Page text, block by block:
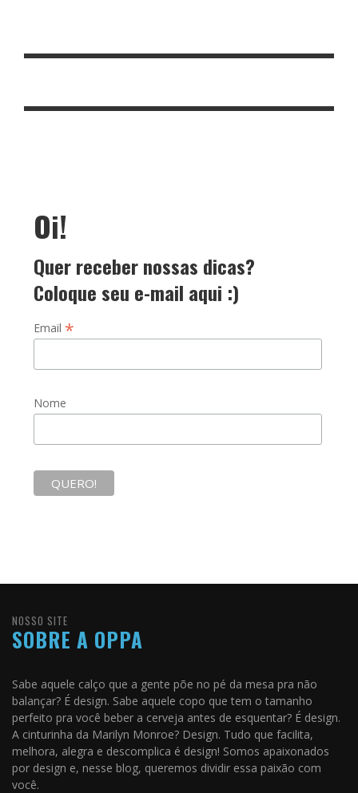
Oi!
Quer receber nossas dicas?
Coloque seu e-mail aqui :)
Email *
Nome
NOSSO SITE
SOBRE A OPPA
Sabe aquele calço que a gente põe no pé da mesa pra não
balançar? É design. Sabe aquele copo que tem o tamanho
perfeito pra você beber a cerveja antes de esquentar? É design.
A cinturinha da Marilyn Monroe? Design. Tudo que facilita,
melhora, alegra e descomplica é design! Somos apaixonados
por design e, nesse blog, queremos dividir essa paixão com
você.